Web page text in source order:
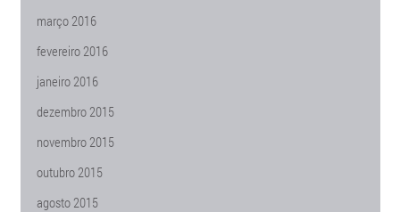
março 2016
fevereiro 2016
janeiro 2016
dezembro 2015
novembro 2015
outubro 2015
agosto 2015